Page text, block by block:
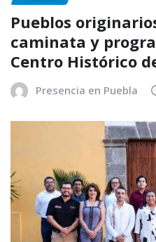
Pueblos
caminata y
Centro Histórico
Presencia en Puebla